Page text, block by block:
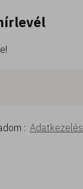
: Adatkezelés